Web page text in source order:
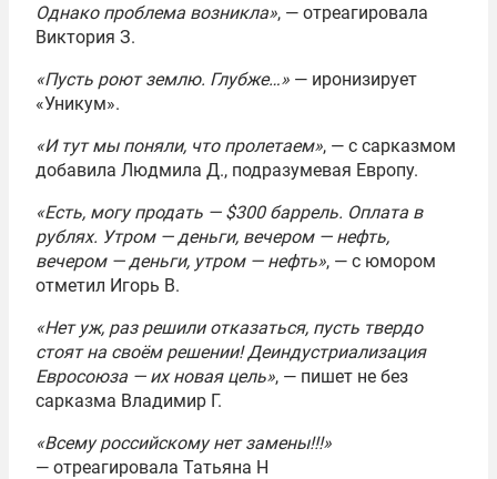
Однако проблема возникла», — отреагировала
Виктория З.
«Пусть роют землю. Глубже…» — иронизирует
«Уникум».
«И тут мы поняли, что пролетаем», — с сарказмом
добавила Людмила Д., подразумевая Европу.
«Есть, могу продать — $300 баррель. Оплата в
рублях. Утром — деньги, вечером — нефть,
вечером — деньги, утром — нефть», — с юмором
отметил Игорь В.
«Нет уж, раз решили отказаться, пусть твердо
стоят на своём решении! Деиндустриализация
Евросоюза — их новая цель», — пишет не без
сарказма Владимир Г.
«Всему российскому нет замены!!!»
— отреагировала Татьяна Н